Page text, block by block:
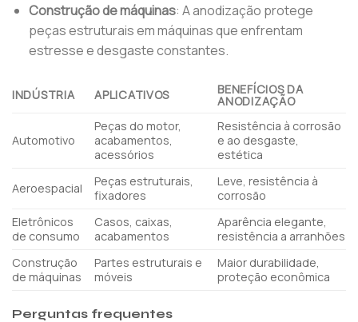
Construção de máquinas: A anodização protege
peças estruturais em máquinas que enfrentam
estresse e desgaste constantes.
INDÚSTRIA APLICATIVOS BENEFÍCIOS DA
ANODIZAÇÃO
Automotivo
Peças do motor,
acabamentos,
acessórios
Resistência à corrosão
e ao desgaste,
estética
Aeroespacial
Peças estruturais,
fixadores
Leve, resistência à
corrosão
Eletrônicos
de consumo
Casos, caixas,
acabamentos
Aparência elegante,
resistência a arranhões
Construção
de máquinas
Partes estruturais e
móveis
Maior durabilidade,
proteção econômica
Perguntas frequentes